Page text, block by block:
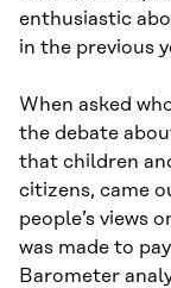
enthusiastic
in the previous
When asked
the debate
that children
citizens, came
people’s views
was made to
Barometer